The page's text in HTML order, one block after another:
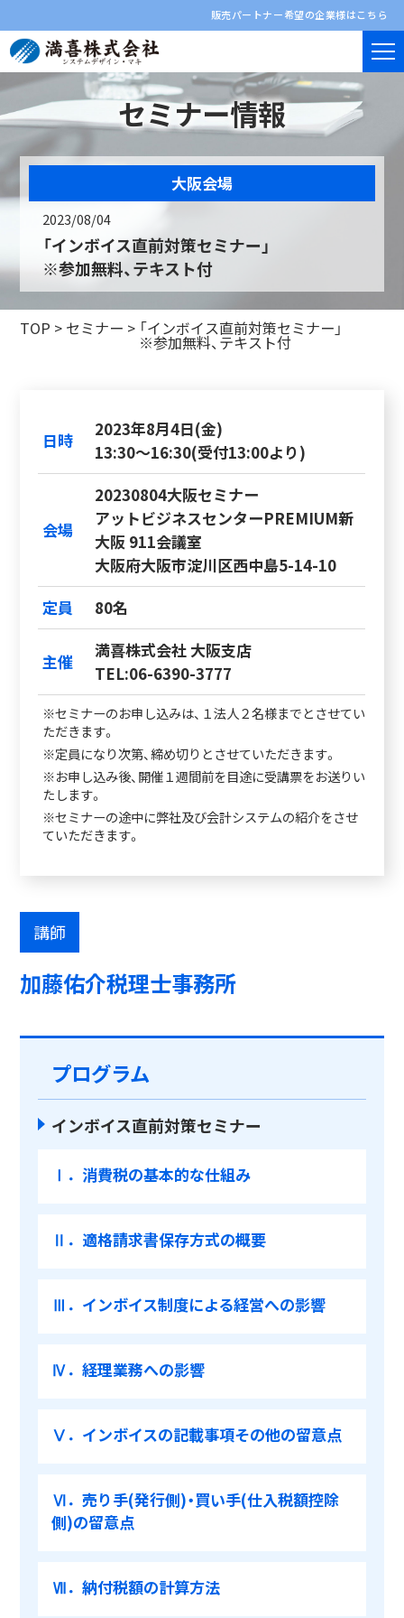
販売パートナー希望の企業様はこちら
セミナー情報
大阪会場
2023/08/04
「インボイス直前対策セミナー」
※参加無料、テキスト付
TOP > セミナー > 「インボイス直前対策セミナー」
※参加無料、テキスト付
日時
2023年8月4日(金)
13:30～16:30(受付13:00より)
会場
20230804大阪セミナー
アットビジネスセンターPREMIUM新
大阪 911会議室
大阪府大阪市淀川区西中島5-14-10
定員
80名
主催
満喜株式会社 大阪支店
TEL:06-6390-3777
※セミナーのお申し込みは、１法人２名様までとさせてい
ただきます。
※定員になり次第、締め切りとさせていただきます。
※お申し込み後、開催１週間前を目途に受講票をお送りい
たします。
※セミナーの途中に弊社及び会計システムの紹介をさせ
ていただきます。
講師
加藤佑介税理士事務所
プログラム
インボイス直前対策セミナー
Ⅰ．消費税の基本的な仕組み
Ⅱ．適格請求書保存方式の概要
Ⅲ．インボイス制度による経営への影響
Ⅳ．経理業務への影響
Ⅴ．インボイスの記載事項その他の留意点
Ⅵ．売り手(発行側)・買い手(仕入税額控除
側)の留意点
Ⅶ．納付税額の計算方法